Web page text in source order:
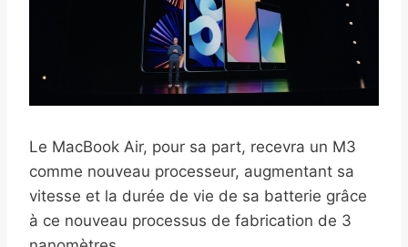
Le MacBook Air, pour sa part, recevra un M3
comme nouveau processeur, augmentant sa
vitesse et la durée de vie de sa batterie grâce
à ce nouveau processus de fabrication de 3